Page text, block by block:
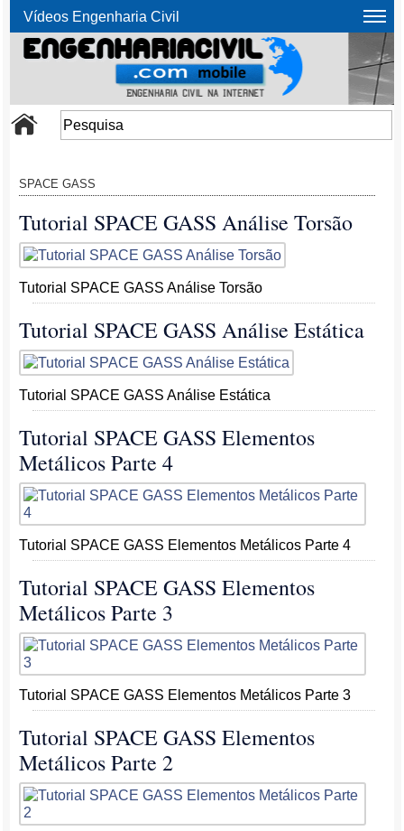
Vídeos Engenharia Civil
SPACE GASS
Tutorial SPACE GASS Análise Torsão
Tutorial SPACE GASS Análise Torsão
Tutorial SPACE GASS Análise Estática
Tutorial SPACE GASS Análise Estática
Tutorial SPACE GASS Elementos
Metálicos Parte 4
Tutorial SPACE GASS Elementos Metálicos Parte 4
Tutorial SPACE GASS Elementos
Metálicos Parte 3
Tutorial SPACE GASS Elementos Metálicos Parte 3
Tutorial SPACE GASS Elementos
Metálicos Parte 2